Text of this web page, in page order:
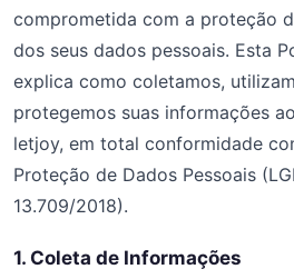
comprometida com a proteção
dos seus dados pessoais. Esta
explica como coletamos,
protegemos suas informações
letjoy, em total conformidade
Proteção de Dados Pessoais
13.709/2018).
1. Coleta de Informações